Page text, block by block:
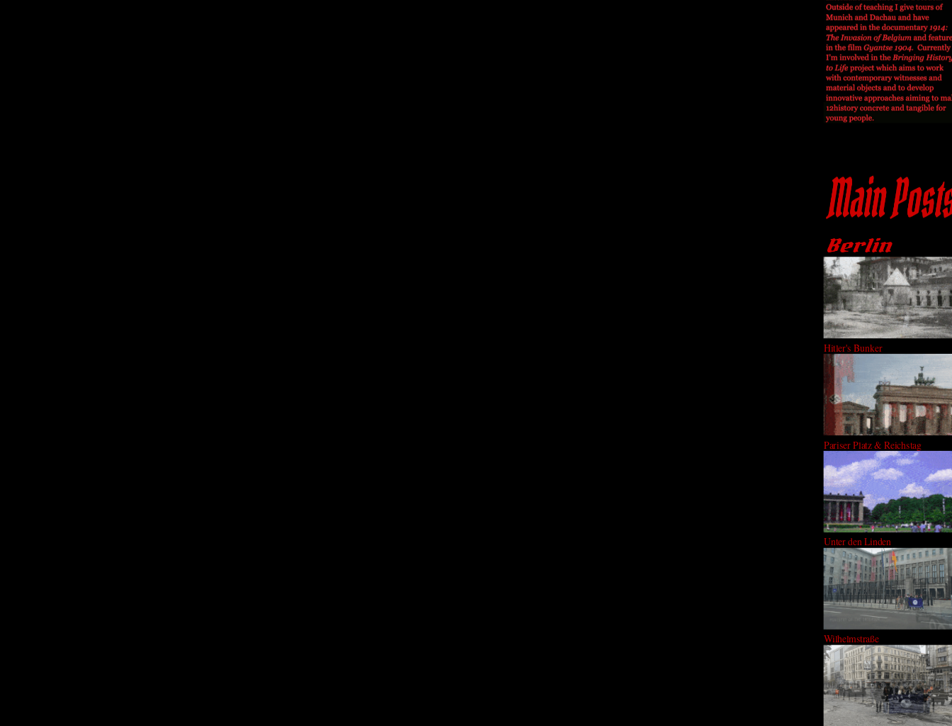
Hitler's Bunker
Pariser Platz & Reichstag
Unter den Linden
Wilhelmstraße